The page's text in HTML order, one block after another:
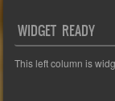
WIDGET READY
This left column is